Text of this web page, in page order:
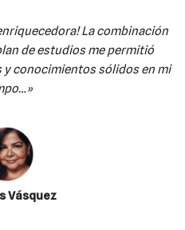
La combinación
de estudios me permitió
conocimientos sólidos en mi
Vásquez